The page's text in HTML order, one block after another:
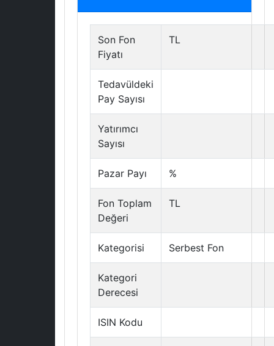
Son Fon
Fiyatı
TL
Tedavüldeki
Pay Sayısı
Yatırımcı
Sayısı
Pazar Payı %
Fon Toplam
Değeri
TL
Kategorisi Serbest Fon
Kategori
Derecesi
ISIN Kodu